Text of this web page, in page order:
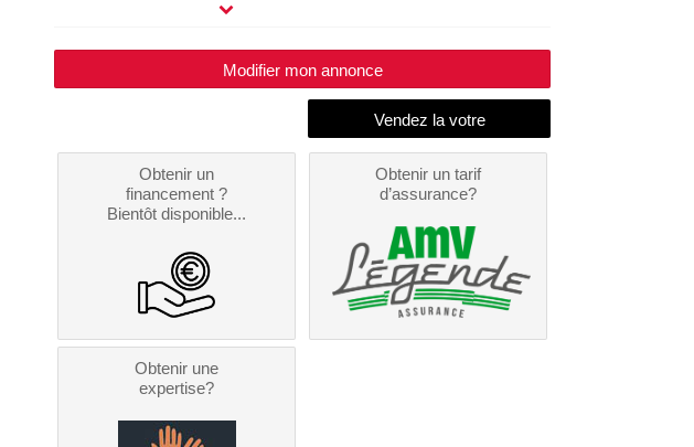
Modifier mon annonce
Obtenir un
financement ?
Bientôt disponible...
Obtenir un tarif
d’assurance?
Obtenir une
expertise?